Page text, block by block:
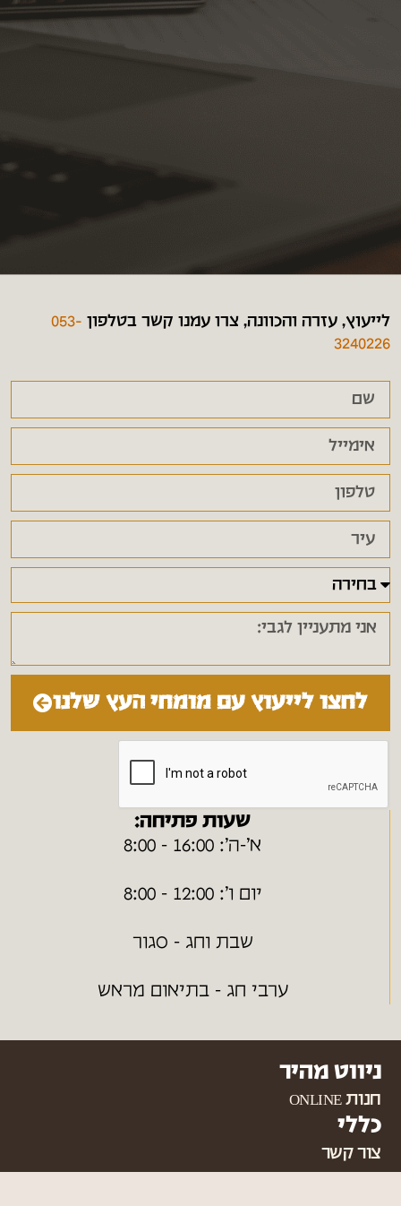
לייעוץ, עזרה והכוונה, צרו עמנו קשר בטלפון 053-
3240226
לחצו לייעוץ עם מומחי העץ שלנו
שעות פתיחה:
א׳-ה׳: 16:00 - 8:00
יום ו׳: 12:00 - 8:00
שבת וחג - סגור
ערבי חג - בתיאום מראש
ניווט מהיר
חנות ONLINE
כללי
צור קשר